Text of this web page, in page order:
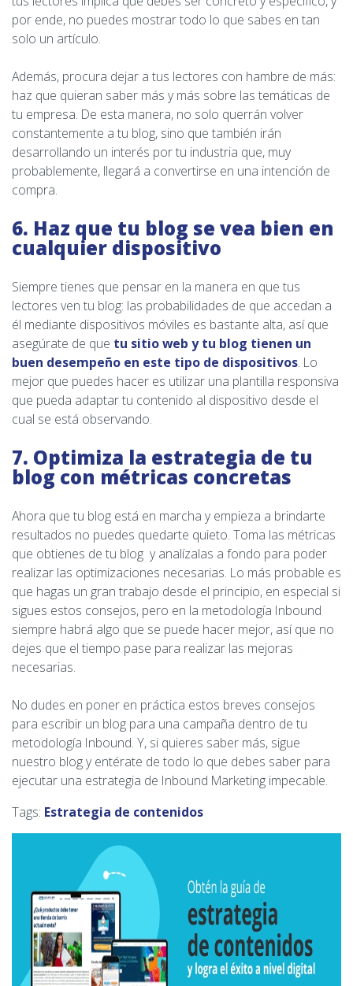
por ende, no puedes mostrar todo lo que sabes en tan
solo un artículo.
Además, procura dejar a tus lectores con hambre de más:
haz que quieran saber más y más sobre las temáticas de
tu empresa. De esta manera, no solo querrán volver
constantemente a tu blog, sino que también irán
desarrollando un interés por tu industria que, muy
probablemente, llegará a convertirse en una intención de
compra.
6. Haz que tu blog se vea bien en
cualquier dispositivo
Siempre tienes que pensar en la manera en que tus
lectores ven tu blog: las probabilidades de que accedan a
él mediante dispositivos móviles es bastante alta, así que
asegúrate de que tu sitio web y tu blog tienen un
buen desempeño en este tipo de dispositivos. Lo
mejor que puedes hacer es utilizar una plantilla responsiva
que pueda adaptar tu contenido al dispositivo desde el
cual se está observando.
7. Optimiza la estrategia de tu
blog con métricas concretas
Ahora que tu blog está en marcha y empieza a brindarte
resultados no puedes quedarte quieto. Toma las métricas
que obtienes de tu blog y analízalas a fondo para poder
realizar las optimizaciones necesarias. Lo más probable es
que hagas un gran trabajo desde el principio, en especial si
sigues estos consejos, pero en la metodología Inbound
siempre habrá algo que se puede hacer mejor, así que no
dejes que el tiempo pase para realizar las mejoras
necesarias.
No dudes en poner en práctica estos breves consejos
para escribir un blog para una campaña dentro de tu
metodología Inbound. Y, si quieres saber más, sigue
nuestro blog y entérate de todo lo que debes saber para
ejecutar una estrategia de Inbound Marketing impecable.
Tags: Estrategia de contenidos